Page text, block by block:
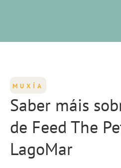
MUXÍA
Saber máis
de Feed The
LagoMar